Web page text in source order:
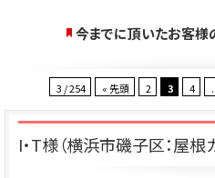
今までに頂いたお客様
3 / 254 « 先頭 2 3 4
I・T様（横浜市磯子区：屋根